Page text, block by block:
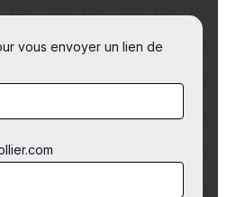
vous envoyer un lien de